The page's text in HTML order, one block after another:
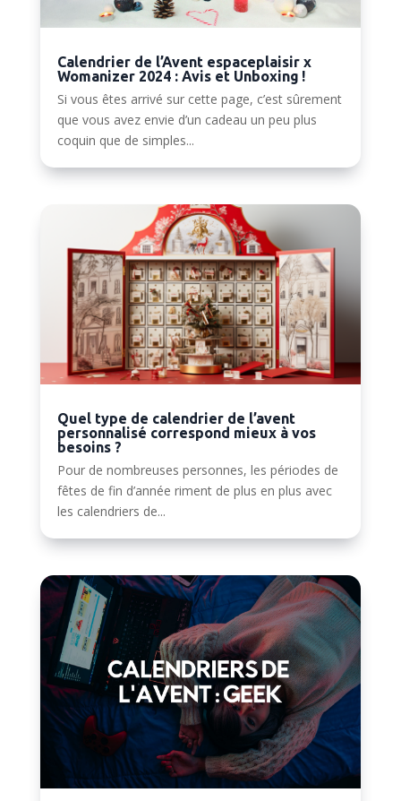
Calendrier de l’Avent espaceplaisir x
Womanizer 2024 : Avis et Unboxing !
Si vous êtes arrivé sur cette page, c’est sûrement
que vous avez envie d’un cadeau un peu plus
coquin que de simples...
Quel type de calendrier de l’avent
personnalisé correspond mieux à vos
besoins ?
Pour de nombreuses personnes, les périodes de
fêtes de fin d’année riment de plus en plus avec
les calendriers de...